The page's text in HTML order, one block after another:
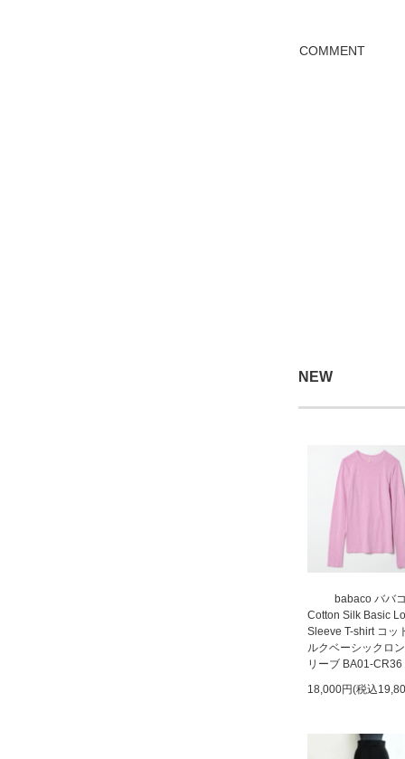
COMMENT
NEW
babaco ババ
Cotton Silk Basic
Sleeve T-shirt コッ
ルクベーシックロ
リーブ BA01-CR36
18,000円(税込